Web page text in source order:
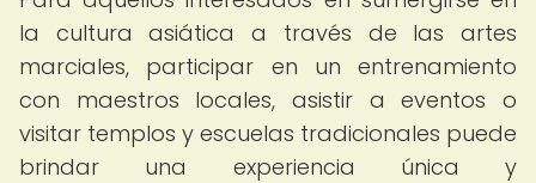
la cultura asiática a través de las artes
marciales, participar en un entrenamiento
con maestros locales, asistir a eventos o
visitar templos y escuelas tradicionales puede
brindar una experiencia única y